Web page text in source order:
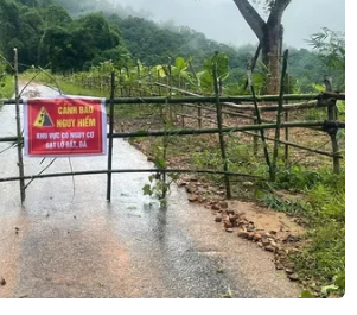
nào tới Việt Nam?
sơ tán khẩn cấp